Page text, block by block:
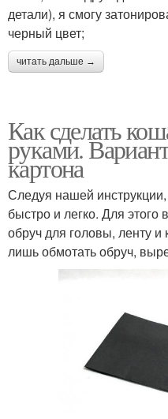
детали), я смогу
черный цвет;
читать дальше →
Как сделать
руками.
картона
Следуя нашей
быстро и легко. Для
обруч для головы, ленту и
лишь обмотать обруч,